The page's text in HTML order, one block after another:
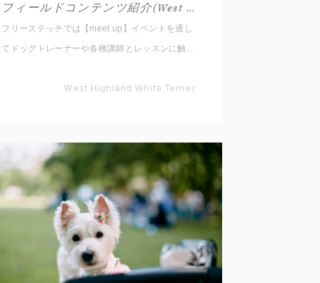
フィールドコンテンツ紹介(West Highland White Terrier)
フリーステッチでは【meet up】イベントを通し
てドッグトレーナーや各種講師とレッスンに触れ
用意しております。 1.お悩み行動：吠える、ひ
知っておきたい事：お散歩、マッサージ、犬の気
持ち体験 4.ステップアップ：アジリティ、ノー
ズワーク、ダンス 等 各項目は入門編にあたる
簡単な内容となっておりますので、レッスンが初
めての方もお気軽にご参加ください。 本イベン
トを通して新しい出会い・発見をしていただける
West Highland White Terrier